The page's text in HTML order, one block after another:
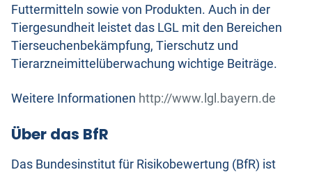
Futtermitteln sowie von Produkten. Auch in der
Tiergesundheit leistet das LGL mit den Bereichen
Tierseuchenbekämpfung, Tierschutz und
Tierarzneimittelüberwachung wichtige Beiträge.
Weitere Informationen http://www.lgl.bayern.de
Über das BfR
Das Bundesinstitut für Risikobewertung (BfR) ist